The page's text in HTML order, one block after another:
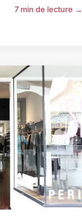
7 min de lecture →